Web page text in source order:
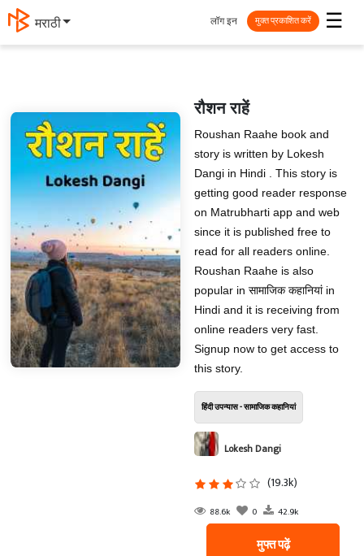
मराठी ☰
लॉग इन मुक्त प्रकाशित करें
रौशन राहें
Roushan Raahe book and
story is written by Lokesh
Dangi in Hindi . This story is
getting good reader response
on Matrubharti app and web
since it is published free to
read for all readers online.
Roushan Raahe is also
popular in सामाजिक कहानियां in
Hindi and it is receiving from
online readers very fast.
Signup now to get access to
this story.
हिंदी उपन्यास - सामाजिक कहानियां
Lokesh Dangi
(19.3k)
88.6k 0 42.9k
मुफ्त पढ़ें